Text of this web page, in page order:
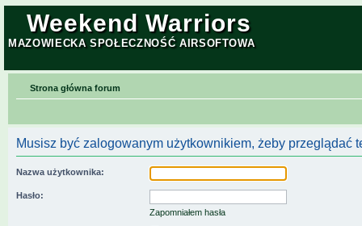
Weekend Warriors
MAZOWIECKA SPOŁECZNOŚĆ AIRSOFTOWA
Strona główna forum
Musisz być zalogowanym użytkownikiem, żeby przeglądać
Nazwa użytkownika:
Hasło:
Zapomniałem hasła